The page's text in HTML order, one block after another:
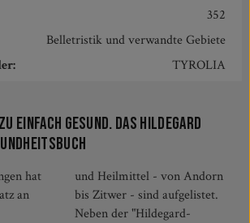
352
Belletristik und verwandte Gebiete
TYROLIA
Einfach gesund. Das Hildegard
hat
an
Andorn